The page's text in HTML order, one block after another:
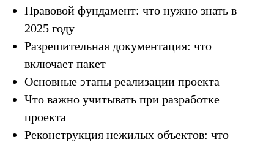
Правовой фундамент: что нужно знать в
2025 году
Разрешительная документация: что
включает пакет
Основные этапы реализации проекта
Что важно учитывать при разработке
проекта
Реконструкция нежилых объектов: что